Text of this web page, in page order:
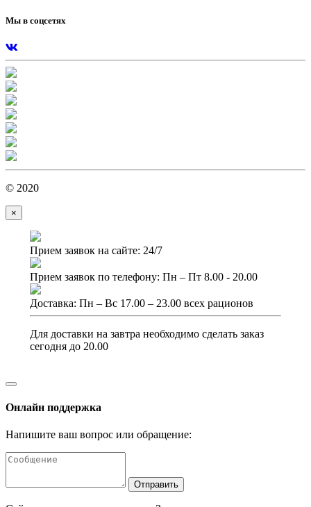
Мы в соцсетях
© 2020
×
Прием заявок на сайте: 24/7
Прием заявок по телефону: Пн – Пт 8.00 - 20.00
Доставка: Пн – Вс 17.00 – 23.00 всех рационов
Для доставки на завтра необходимо сделать заказ
сегодня до 20.00
Онлайн поддержка
Напишите ваш вопрос или обращение:
Отправить